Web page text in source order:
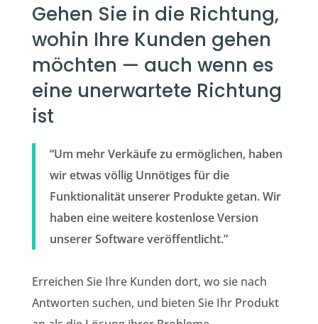
Gehen Sie in die Richtung,
wohin Ihre Kunden gehen
möchten — auch wenn es
eine unerwartete Richtung
ist
“Um mehr Verkäufe zu ermöglichen, haben
wir etwas völlig Unnötiges für die
Funktionalität unserer Produkte getan. Wir
haben eine weitere kostenlose Version
unserer Software veröffentlicht.”
Erreichen Sie Ihre Kunden dort, wo sie nach
Antworten suchen, und bieten Sie Ihr Produkt